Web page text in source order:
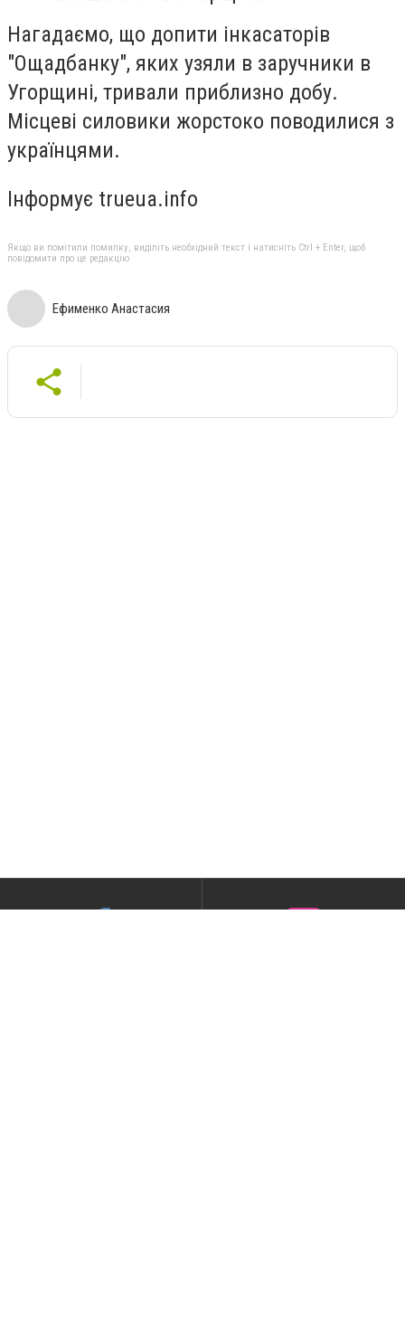
Нагадаємо, що допити інкасаторів
"Ощадбанку", яких узяли в заручники в
Угорщині, тривали приблизно добу.
Місцеві силовики жорстоко поводилися з
українцями.
Інформує trueua.info
Якщо ви помітили помилку, виділіть необхідний текст і натисніть Ctrl + Enter, щоб
повідомити про це редакцію
Ефименко Анастасия